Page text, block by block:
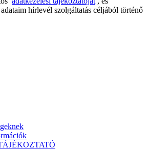
hírlevél szolgáltatás céljából történő